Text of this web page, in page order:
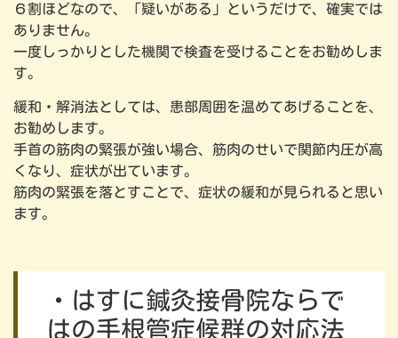
６割ほどなので、「疑いがある」というだけで、確実では
ありません。
一度しっかりとした機関で検査を受けることをお勧めしま
す。
緩和・解消法としては、患部周囲を温めてあげることを、
お勧めします。
手首の筋肉の緊張が強い場合、筋肉のせいで関節内圧が高
くなり、症状が出ています。
筋肉の緊張を落とすことで、症状の緩和が見られると思い
ます。
・はすに鍼灸接骨院ならで
はの手根管症候群の対応法